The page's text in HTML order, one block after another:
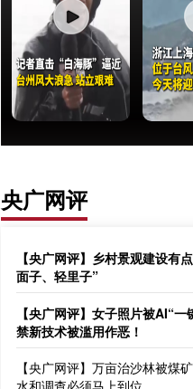
央广网评
【央广网评】乡村景观建设有
面子、轻里子”
【央广网评】女子照片被AI“一
禁新技术被滥用作恶！
【央广网评】万亩治沙林被煤